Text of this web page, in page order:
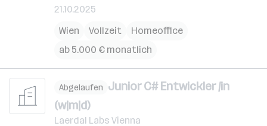
21.10.2025
Wien
Vollzeit
Homeoffice
ab 5.000 € monatlich
Abgelaufen Junior C# Entwickler /in
(w|m|d)
Laerdal Labs Vienna